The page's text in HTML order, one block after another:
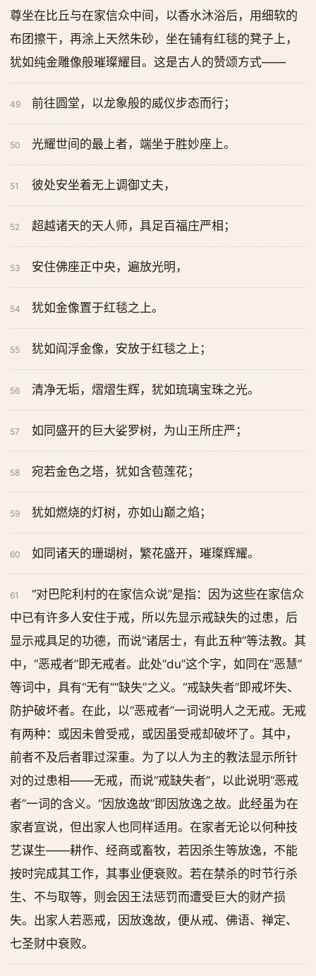
尊坐在比丘与在家信众中间，以香水沐浴后，用细软的
布团擦干，再涂上天然朱砂，坐在铺有红毯的凳子上，
犹如纯金雕像般璀璨耀目。这是古人的赞颂方式——
49 前往圆堂，以龙象般的威仪步态而行；
50 光耀世间的最上者，端坐于胜妙座上。
51 彼处安坐着无上调御丈夫，
52 超越诸天的天人师，具足百福庄严相；
53 安住佛座正中央，遍放光明，
54 犹如金像置于红毯之上。
55 犹如阎浮金像，安放于红毯之上；
56 清净无垢，熠熠生辉，犹如琉璃宝珠之光。
57 如同盛开的巨大娑罗树，为山王所庄严；
58 宛若金色之塔，犹如含苞莲花；
59 犹如燃烧的灯树，亦如山巅之焰；
60 如同诸天的珊瑚树，繁花盛开，璀璨辉耀。
61
“对巴陀利村的在家信众说”是指：因为这些在家信众
中已有许多人安住于戒，所以先显示戒缺失的过患，后
显示戒具足的功德，而说“诸居士，有此五种”等法教。其
中，“恶戒者”即无戒者。此处“du”这个字，如同在“恶慧”
等词中，具有“无有”“缺失”之义。“戒缺失者”即戒坏失、
防护破坏者。在此，以“恶戒者”一词说明人之无戒。无戒
有两种：或因未曾受戒，或因虽受戒却破坏了。其中，
前者不及后者罪过深重。为了以人为主的教法显示所针
对的过患相——无戒，而说“戒缺失者”，以此说明“恶戒
者”一词的含义。“因放逸故”即因放逸之故。此经虽为在
家者宣说，但出家人也同样适用。在家者无论以何种技
艺谋生——耕作、经商或畜牧，若因杀生等放逸，不能
按时完成其工作，其事业便衰败。若在禁杀的时节行杀
生、不与取等，则会因王法惩罚而遭受巨大的财产损
失。出家人若恶戒，因放逸故，便从戒、佛语、禅定、
七圣财中衰败。